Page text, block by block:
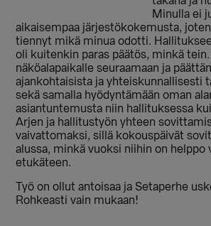
Minulla ei
aikaisempaa järjestökokemusta,
tiennyt mikä minua odotti.
oli kuitenkin paras päätös, minkä tein.
näköalapaikalle seuraamaan ja
ajankohtaisista ja yhteiskunnallisesti
sekä samalla hyödyntämään oman
asiantuntemusta niin hallituksessa
Arjen ja hallitustyön yhteen
vaivattomaksi, sillä kokouspäivät
alussa, minkä vuoksi niihin on helppo
etukäteen.
Työ on ollut antoisaa ja Setaperhe
Rohkeasti vain mukaan!